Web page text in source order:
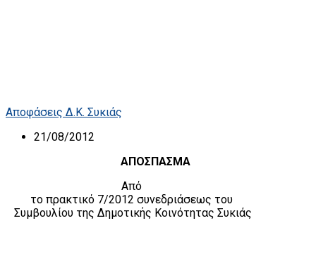
Αποφάσεις Δ.Κ. Συκιάς
21/08/2012
ΑΠΟΣΠΑΣΜΑ
Από
το πρακτικό 7/2012 συνεδριάσεως του
Συμβουλίου της Δημοτικής Κοινότητας Συκιάς